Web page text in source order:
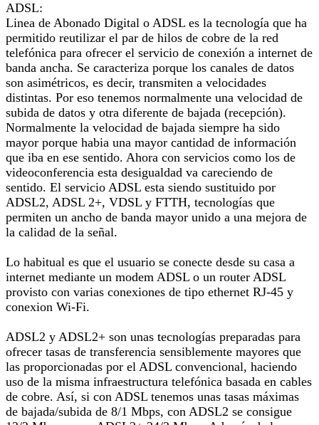
ADSL:
Linea de Abonado Digital o ADSL es la tecnología que ha
permitido reutilizar el par de hilos de cobre de la red
telefónica para ofrecer el servicio de conexión a internet de
banda ancha. Se caracteriza porque los canales de datos
son asimétricos, es decir, transmiten a velocidades
distintas. Por eso tenemos normalmente una velocidad de
subida de datos y otra diferente de bajada (recepción).
Normalmente la velocidad de bajada siempre ha sido
mayor porque habia una mayor cantidad de información
que iba en ese sentido. Ahora con servicios como los de
videoconferencia esta desigualdad va careciendo de
sentido. El servicio ADSL esta siendo sustituido por
ADSL2, ADSL 2+, VDSL y FTTH, tecnologías que
permiten un ancho de banda mayor unido a una mejora de
la calidad de la señal.
Lo habitual es que el usuario se conecte desde su casa a
internet mediante un modem ADSL o un router ADSL
provisto con varias conexiones de tipo ethernet RJ-45 y
conexion Wi-Fi.
ADSL2 y ADSL2+ son unas tecnologías preparadas para
ofrecer tasas de transferencia sensiblemente mayores que
las proporcionadas por el ADSL convencional, haciendo
uso de la misma infraestructura telefónica basada en cables
de cobre. Así, si con ADSL tenemos unas tasas máximas
de bajada/subida de 8/1 Mbps, con ADSL2 se consigue